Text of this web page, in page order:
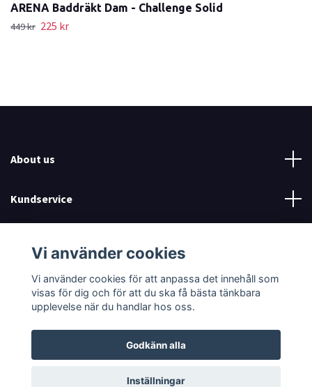
ARENA Baddräkt Dam - Challenge Solid
449 kr 225 kr
About us
Kundservice
Sociala medier
© 2026 SwimCognition
Vi använder cookies
Vi använder cookies för att anpassa det innehåll som
visas för dig och för att du ska få bästa tänkbara
upplevelse när du handlar hos oss.
Godkänn alla
Inställningar